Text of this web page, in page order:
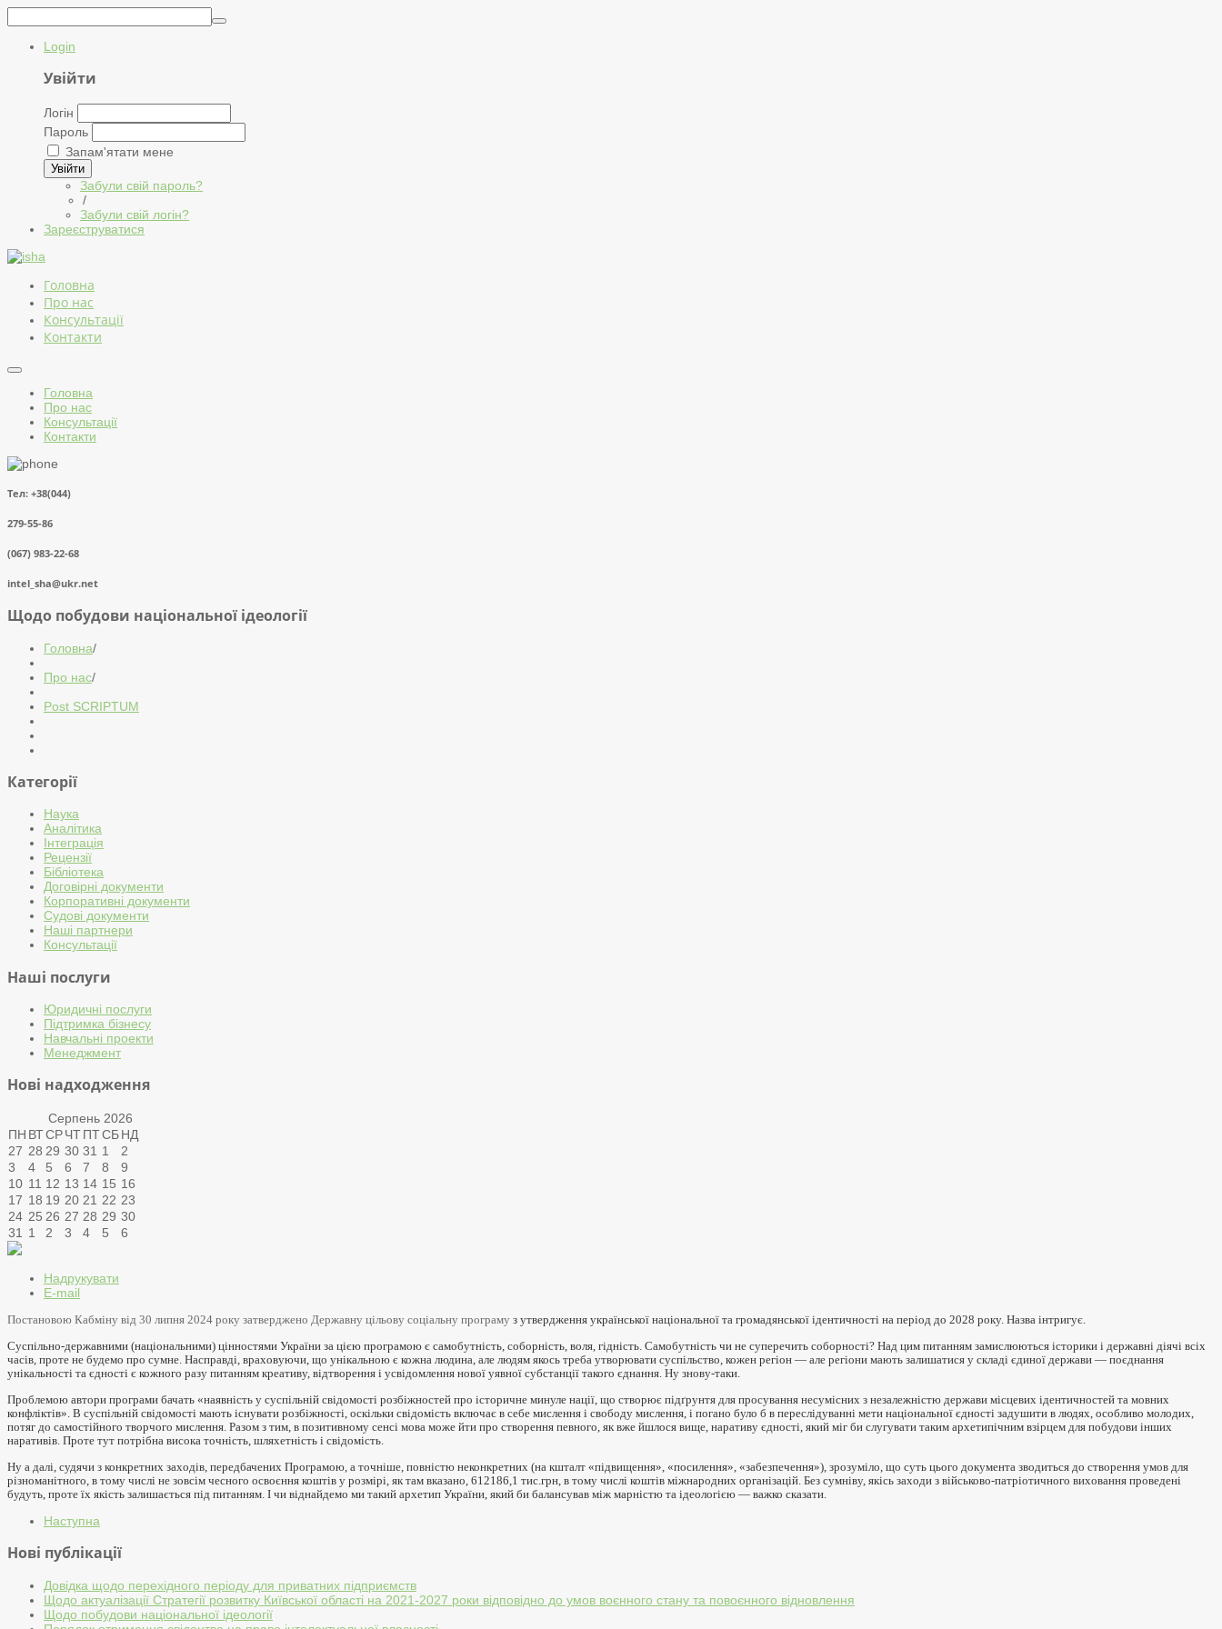
Login
Увійти
Логін
Пароль
Запам'ятати мене
Увійти
Забули свій пароль?
/
Забули свій логін?
Зареєструватися
Головна
Про нас
Консультації
Контакти
Головна
Про нас
Консультації
Контакти
Тел: +38(044)
279-55-86
(067) 983-22-68
intel_sha@ukr.net
Щодо побудови національної ідеології
Головна/
Про нас/
Post SCRIPTUM
Категорії
Наука
Аналітика
Інтеграція
Рецензії
Бібліотека
Договірні документи
Корпоративні документи
Судові документи
Наші партнери
Консультації
Наші послуги
Юридичні послуги
Підтримка бізнесу
Навчальні проекти
Менеджмент
Нові надходження
Серпень 2026
ПН ВТСРЧТПТСБНД
27 28 29 30 31 1
2
3
4 5 6 7 8
9
10 11 12 13 14 15 16
17 18 19 20 21 22 23
24 25 26 27 28 29 30
31
1 2 3 4 5 6
Надрукувати
E-mail
Постановою Кабміну від 30 липня 2024 року затверджено Державну цільову соціальну програму з утвердження української національної та громадянської ідентичності на період до 2028 року. Назва інтригує.
Суспільно-державними (національними) цінностями України за цією програмою є самобутність, соборність, воля, гідність. Самобутність чи не суперечить соборності? Над цим питанням замислюються історики і державні діячі всіх
часів, проте не будемо про сумне. Насправді, враховуючи, що унікальною є кожна людина, але людям якось треба утворювати суспільство, кожен регіон — але регіони мають залишатися у складі єдиної держави — поєднання
унікальності та єдності є кожного разу питанням креативу, відтворення і усвідомлення нової уявної субстанції такого єднання. Ну знову-таки.
Проблемою автори програми бачать «наявність у суспільній свідомості розбіжностей про історичне минуле нації, що створює підґрунтя для просування несумісних з незалежністю держави місцевих ідентичностей та мовних
конфліктів». В суспільній свідомості мають існувати розбіжності, оскільки свідомість включає в себе мислення і свободу мислення, і погано було б в переслідуванні мети національної єдності задушити в людях, особливо молодих,
потяг до самостійного творчого мислення. Разом з тим, в позитивному сенсі мова може йти про створення певного, як вже йшлося вище, наративу єдності, який міг би слугувати таким архетипічним взірцем для побудови інших
наративів. Проте тут потрібна висока точність, шляхетність і свідомість.
Ну а далі, судячи з конкретних заходів, передбачених Програмою, а точніше, повністю неконкретних (на кшталт «підвищення», «посилення», «забезпечення»), зрозуміло, що суть цього документа зводиться до створення умов для
різноманітного, в тому числі не зовсім чесного освоєння коштів у розмірі, як там вказано, 612186,1 тис.грн, в тому числі коштів міжнародних організацій. Без сумніву, якісь заходи з військово-патріотичного виховання проведені
будуть, проте їх якість залишається під питанням. І чи віднайдемо ми такий архетип України, який би балансував між марністю та ідеологією — важко сказати.
Наступна
Нові публікації
Довідка щодо перехідного періоду для приватних підприємств
Щодо актуалізації Стратегії розвитку Київської області на 2021-2027 роки відповідно до умов воєнного стану та повоєнного відновлення
Щодо побудови національної ідеології